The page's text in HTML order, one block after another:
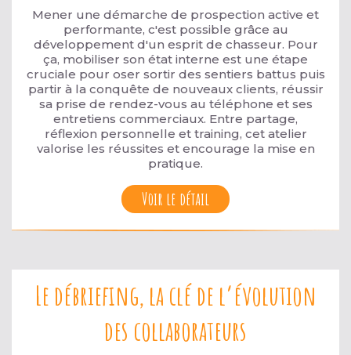
Mener une démarche de prospection active et
performante, c'est possible grâce au
développement d'un esprit de chasseur. Pour
ça, mobiliser son état interne est une étape
cruciale pour oser sortir des sentiers battus puis
partir à la conquête de nouveaux clients, réussir
sa prise de rendez-vous au téléphone et ses
entretiens commerciaux. Entre partage,
réflexion personnelle et training, cet atelier
valorise les réussites et encourage la mise en
pratique.
Voir le détail
Le débriefing, la clé de l’évolution
des collaborateurs